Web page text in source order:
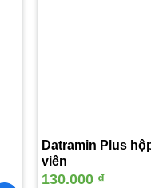
Datramin Plus
viên
130.000 ₫